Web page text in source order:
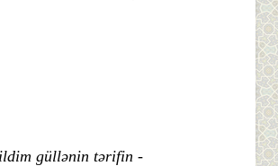
güllənin tərifin -